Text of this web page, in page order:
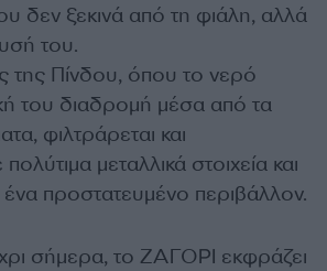
δεν ξεκινά από τη φιάλη, αλλά
του.
της Πίνδου, όπου το νερό
του διαδρομή μέσα από τα
φιλτράρεται και
πολύτιμα μεταλλικά στοιχεία και
ένα προστατευμένο περιβάλλον.
σήμερα, το ΖΑΓΟΡΙ εκφράζει